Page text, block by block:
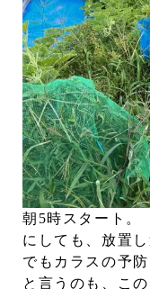
朝5時スタート。
にしても、放置し
でもカラスの予
と言うのも、こ